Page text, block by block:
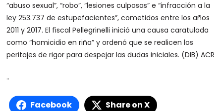
“abuso sexual”, “robo”, “lesiones culposas” e “infracción a la
ley 253.737 de estupefacientes”, cometidos entre los años
2011 y 2017. El fiscal Pellegrinelli inició una causa caratulada
como “homicidio en riña” y ordenó que se realicen los
peritajes de rigor para despejar las dudas iniciales. (DIB) ACR
..
Facebook Share on X